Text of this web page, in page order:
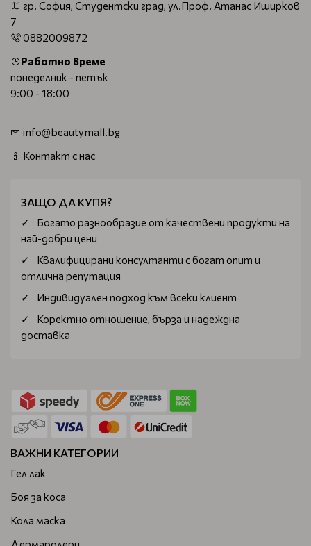
гр. София, Студентски град, ул.Проф. Атанас Иширков
7
0882009872
Работно време
понеделник - петък
9:00 - 18:00
info@beautymall.bg
Контакт с нас
ЗАЩО ДА КУПЯ?
Богатo разнообразие от качествени продукти на
най-добри цени
Квалифицирани консултанти с богат опит и
отлична репутация
Индивидуален подход към всеки клиент
Коректно отношение, бърза и надеждна
доставка
ВАЖНИ КАТЕГОРИИ
Гел лак
Боя за коса
Кола маска